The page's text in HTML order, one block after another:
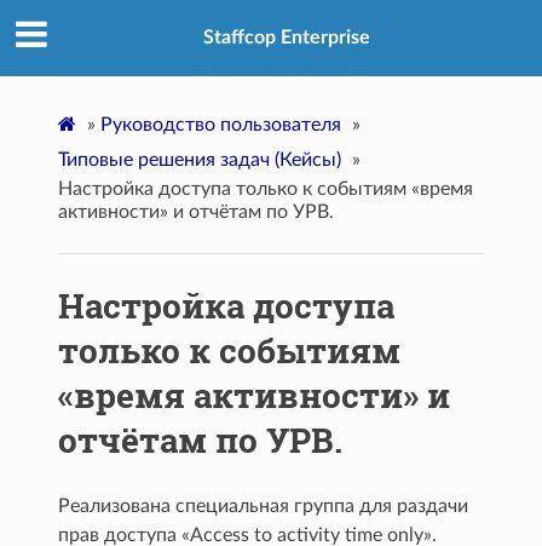
Staffcop Enterprise
» Руководство пользователя
»
Типовые решения задач (Кейсы)
»
Настройка доступа только к событиям «время
активности» и отчётам по УРВ.
Настройка доступа
только к событиям
«время активности» и
отчётам по УРВ.
Реализована специальная группа для раздачи
прав доступа «Access to activity time only».